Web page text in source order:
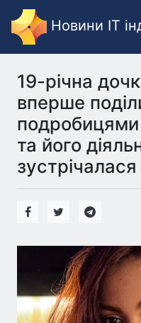
Новини IT
19-річна
вперше
подробицями
та його